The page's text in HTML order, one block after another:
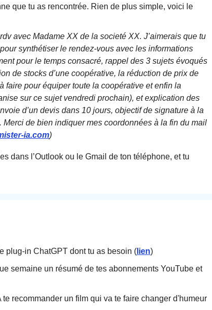
que tu as rencontrée. Rien de plus simple, voici le
avec Madame XX de la societé XX. J’aimerais que tu
synthétiser le rendez-vous avec les informations
pour le temps consacré, rappel des 3 sujets évoqués
de stocks d’une coopérative, la réduction de prix de
faire pour équiper toute la coopérative et enfin la
sur ce sujet vendredi prochain), et explication des
d’un devis dans 10 jours, objectif de signature à la
Merci de bien indiquer mes coordonnées à la fin du mail
ia.com)
dans l’Outlook ou le Gmail de ton téléphone, et tu
plug-in ChatGPT dont tu as besoin ( lien)
semaine un résumé de tes abonnements YouTube et
te recommander un film qui va te faire changer d'humeur